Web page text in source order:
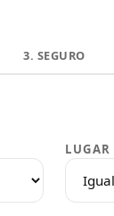
3. SEGURO